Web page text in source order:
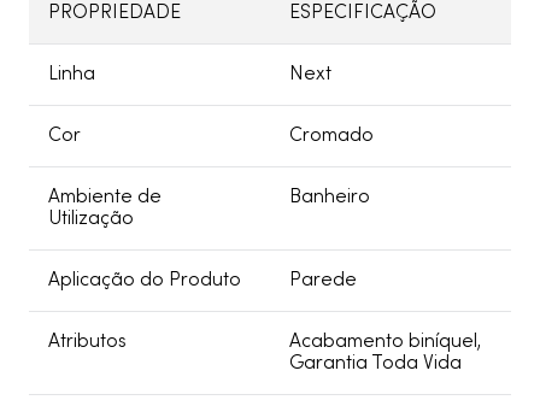
PROPRIEDADE ESPECIFICAÇÃO
Linha Next
Cor Cromado
Ambiente de
Utilização
Banheiro
Aplicação do Produto Parede
Atributos
Acabamento biníquel,
Garantia Toda Vida